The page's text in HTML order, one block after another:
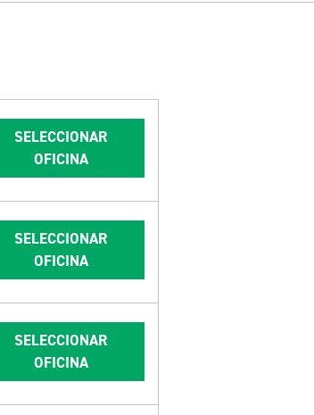
SELECCIONAR
OFICINA
SELECCIONAR
OFICINA
SELECCIONAR
OFICINA